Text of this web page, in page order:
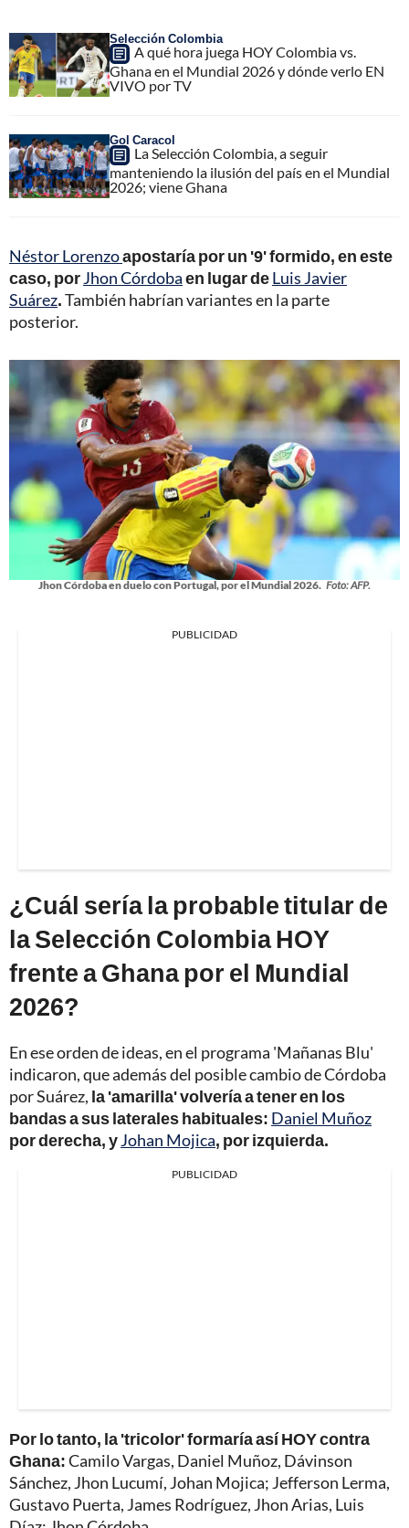
Selección Colombia
A qué hora juega HOY Colombia vs.
Ghana en el Mundial 2026 y dónde verlo EN
VIVO por TV
Gol Caracol
La Selección Colombia, a seguir
manteniendo la ilusión del país en el Mundial
2026; viene Ghana
Néstor Lorenzoapostaría por un '9' formido, en este
caso, porJhon Córdobaen lugar deLuis Javier
Suárez.También habrían variantes en la parte
posterior.
Jhon Córdoba en duelo con Portugal, por el Mundial 2026. Foto: AFP.
PUBLICIDAD
¿Cuál sería la probable titular de
la Selección Colombia HOY
frente a Ghana por el Mundial
2026?
En ese orden de ideas, en el programa 'Mañanas Blu'
indicaron, que además del posible cambio de Córdoba
por Suárez, la 'amarilla' volvería a tener en los
bandas a sus laterales habituales: Daniel Muñoz
por derecha, yJohan Mojica, por izquierda.
PUBLICIDAD
Por lo tanto, la 'tricolor' formaría así HOY contra
Ghana:Camilo Vargas, Daniel Muñoz, Dávinson
Sánchez, Jhon Lucumí, Johan Mojica; Jefferson Lerma,
Gustavo Puerta, James Rodríguez, Jhon Arias, Luis